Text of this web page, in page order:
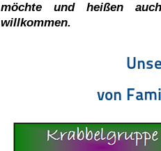
möchte und heißen
willkommen.
von